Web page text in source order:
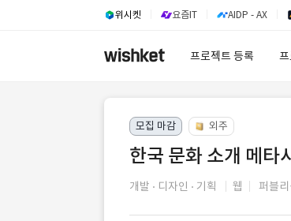
위시켓 요즘IT AIDP - AX
프로젝트 등록
모집 마감 외주
한국 문화 소개 메타
개발 디자인 기획 웹 퍼블